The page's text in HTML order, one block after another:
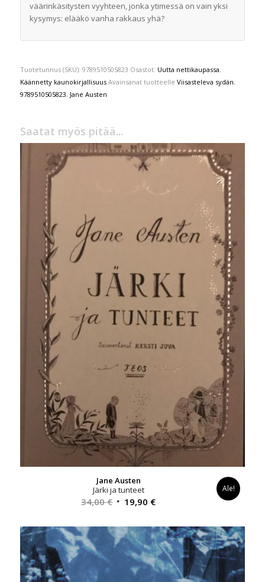
väärinkäsitysten vyyhteen, jonka ytimessä on vain yksi
kysymys: elääkö vanha rakkaus yhä?
Tuotetunnus (SKU): 9789510505823 Osastot: Uutta nettikaupassa,
Käännetty kaunokirjallisuus Avainsanat tuotteelle Viisasteleva sydän,
9789510505823, Jane Austen
Saatat myös pitää...
Jane Austen
Järki ja tunteet
34,00€ Alkuperäinen
oli:
34,00 €.
19,90 €Nykyinen
on:
19,90 €.
Ale!